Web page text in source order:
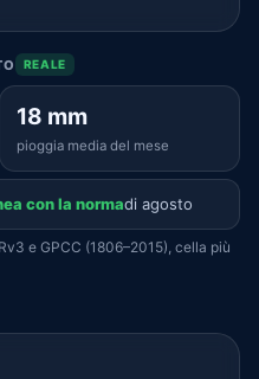
REALE
18 mm
pioggia media del mese
con la normadi agosto
e GPCC (1806–2015), cella più